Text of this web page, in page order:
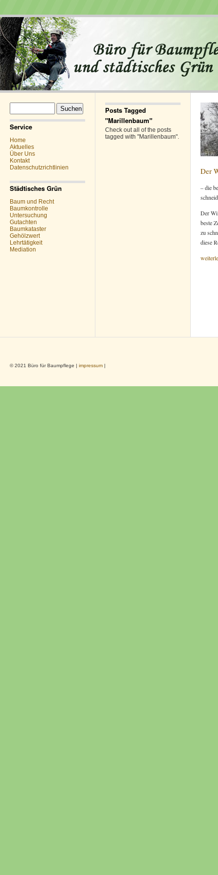
nach:
Service
Home
Aktuelles
Über Uns
Kontakt
Datenschutzrichtlinien
Städtisches Grün
Baum und Recht
Baumkontrolle
Untersuchung
Gutachten
Baumkataster
Gehölzwert
Lehrtätigkeit
Mediation
Posts Tagged
"Marillenbaum"
Check out all of the posts
tagged with "Marillenbaum".
Der
– die
Der
beste
zu
diese
© 2021 Büro für Baumpflege | impressum |